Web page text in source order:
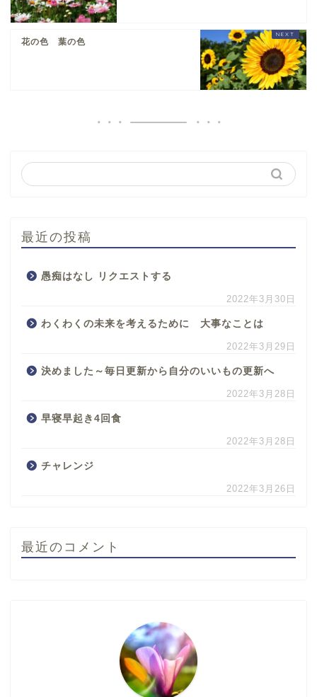
花の色 葉の色
最近の投稿
愚痴はなし リクエストする
2022年3月30日
わくわくの未来を考えるために 大事なことは
2022年3月29日
決めました～毎日更新から自分のいいもの更新へ
2022年3月28日
早寝早起き4回食
2022年3月28日
チャレンジ
2022年3月26日
最近のコメント